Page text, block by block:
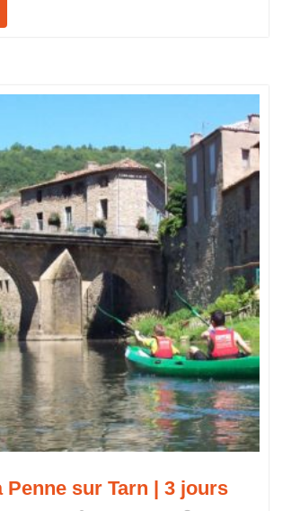
Penne sur Tarn | 3 jours